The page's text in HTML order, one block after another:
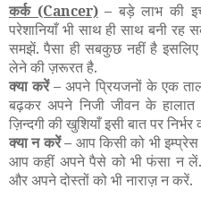
कर्क(Cancer)– बड़े लाभ की
परेशानियाँ भी साथ ही साथ बनी
समझें. पैसा ही सबकुछ नहीं है इसलिए
लेने की ज़रूरत है.
क्या करें –अपने प्रियजनों के एक
बढ़कर अपने निजी जीवन के हालात
ज़िन्दगी की खुशियाँ इसी बात पर
क्या न करें – आप किसी को भी
आप कहीं अपने पैसे को भी फंसा न लें.
और अपने दोस्तों को भी नाराज़ न करें.